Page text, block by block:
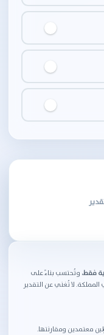
فقط، وتُحتسب بناءً على
لا تُغني عن التقدير
معتمدين ومقارنتها.